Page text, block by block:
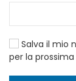
Salva il mio
per la